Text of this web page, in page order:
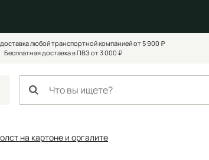
любой транспортной компанией от 5 900 ₽
Бесплатная доставка в ПВЗ от 3 000 ₽
на картоне и оргалите